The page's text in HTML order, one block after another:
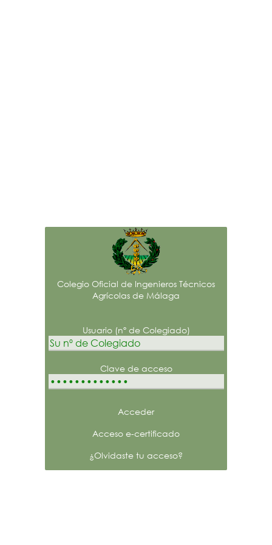
Colegio Oficial de Ingenieros Técnicos
Agrícolas de Málaga
Usuario (nº de Colegiado)
Clave de acceso